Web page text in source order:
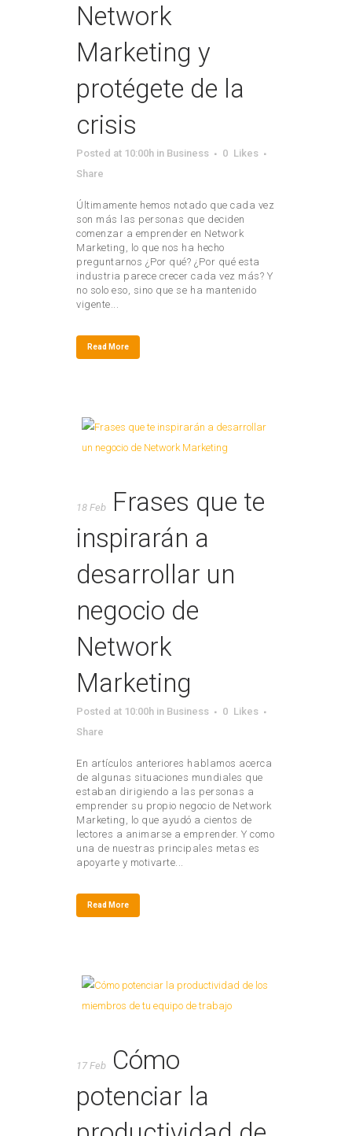
Network
Marketing y
protégete de la
crisis
Posted at 10:00h in Business 0 Likes
Share
Últimamente hemos notado que cada vez
son más las personas que deciden
comenzar a emprender en Network
Marketing, lo que nos ha hecho
preguntarnos ¿Por qué? ¿Por qué esta
industria parece crecer cada vez más? Y
no solo eso, sino que se ha mantenido
vigente...
Read More
18 Feb
Frases que te
inspirarán a
desarrollar un
negocio de
Network
Marketing
Posted at 10:00h in Business 0 Likes
Share
En artículos anteriores hablamos acerca
de algunas situaciones mundiales que
estaban dirigiendo a las personas a
emprender su propio negocio de Network
Marketing, lo que ayudó a cientos de
lectores a animarse a emprender. Y como
una de nuestras principales metas es
apoyarte y motivarte...
Read More
17 Feb
Cómo
potenciar la